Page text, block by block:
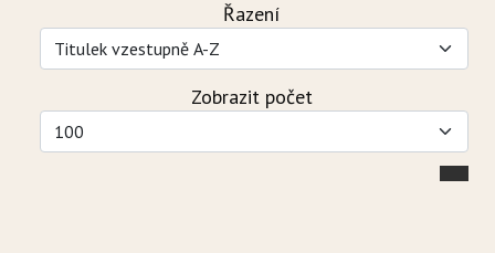
Řazení
Zobrazit počet